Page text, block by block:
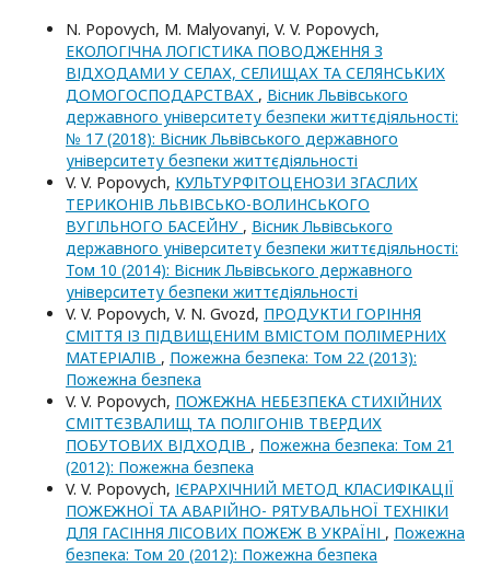
N. Popovych, M. Malyovanyi, V. V. Popovych,
ЕКОЛОГІЧНА ЛОГІСТИКА ПОВОДЖЕННЯ З
ВІДХОДАМИ У СЕЛАХ, СЕЛИЩАХ ТА СЕЛЯНСЬКИХ
ДОМОГОСПОДАРСТВАХ , Вісник Львівського
державного університету безпеки життєдіяльності:
№ 17 (2018): Вісник Львівського державного
університету безпеки життєдіяльності
V. V. Popovych, КУЛЬТУРФІТОЦЕНОЗИ ЗГАСЛИХ
ТЕРИКОНІВ ЛЬВІВСЬКО-ВОЛИНСЬКОГО
ВУГІЛЬНОГО БАСЕЙНУ , Вісник Львівського
державного університету безпеки життєдіяльності:
Том 10 (2014): Вісник Львівського державного
університету безпеки життєдіяльності
V. V. Popovych, V. N. Gvozd, ПРОДУКТИ ГОРІННЯ
СМІТТЯ ІЗ ПІДВИЩЕНИМ ВМІСТОМ ПОЛІМЕРНИХ
МАТЕРІАЛІВ , Пожежна безпека: Том 22 (2013):
Пожежна безпека
V. V. Popovych, ПОЖЕЖНА НЕБЕЗПЕКА СТИХІЙНИХ
СМІТТЄЗВАЛИЩ ТА ПОЛІГОНІВ ТВЕРДИХ
ПОБУТОВИХ ВІДХОДІВ , Пожежна безпека: Том 21
(2012): Пожежна безпека
V. V. Popovych, ІЄРАРХІЧНИЙ МЕТОД КЛАСИФІКАЦІЇ
ПОЖЕЖНОЇ ТА АВАРІЙНО- РЯТУВАЛЬНОЇ ТЕХНІКИ
ДЛЯ ГАСІННЯ ЛІСОВИХ ПОЖЕЖ В УКРАЇНІ , Пожежна
безпека: Том 20 (2012): Пожежна безпека